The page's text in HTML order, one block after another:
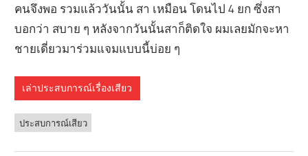
คนจึงพอ รวมแล้ววันนั้น สา เหมือน โดนไป 4 ยก ซึ่งสา
บอกว่า สบาย ๆ หลังจากวันนั้นสาก็ติดใจ ผมเลยมักจะหา
ชายเดี่ยวมาร่วมแจมแบบนี้บ่อย ๆ
เล่าประสบการณ์เรื่องเสียว
ประสบการณ์เสียว